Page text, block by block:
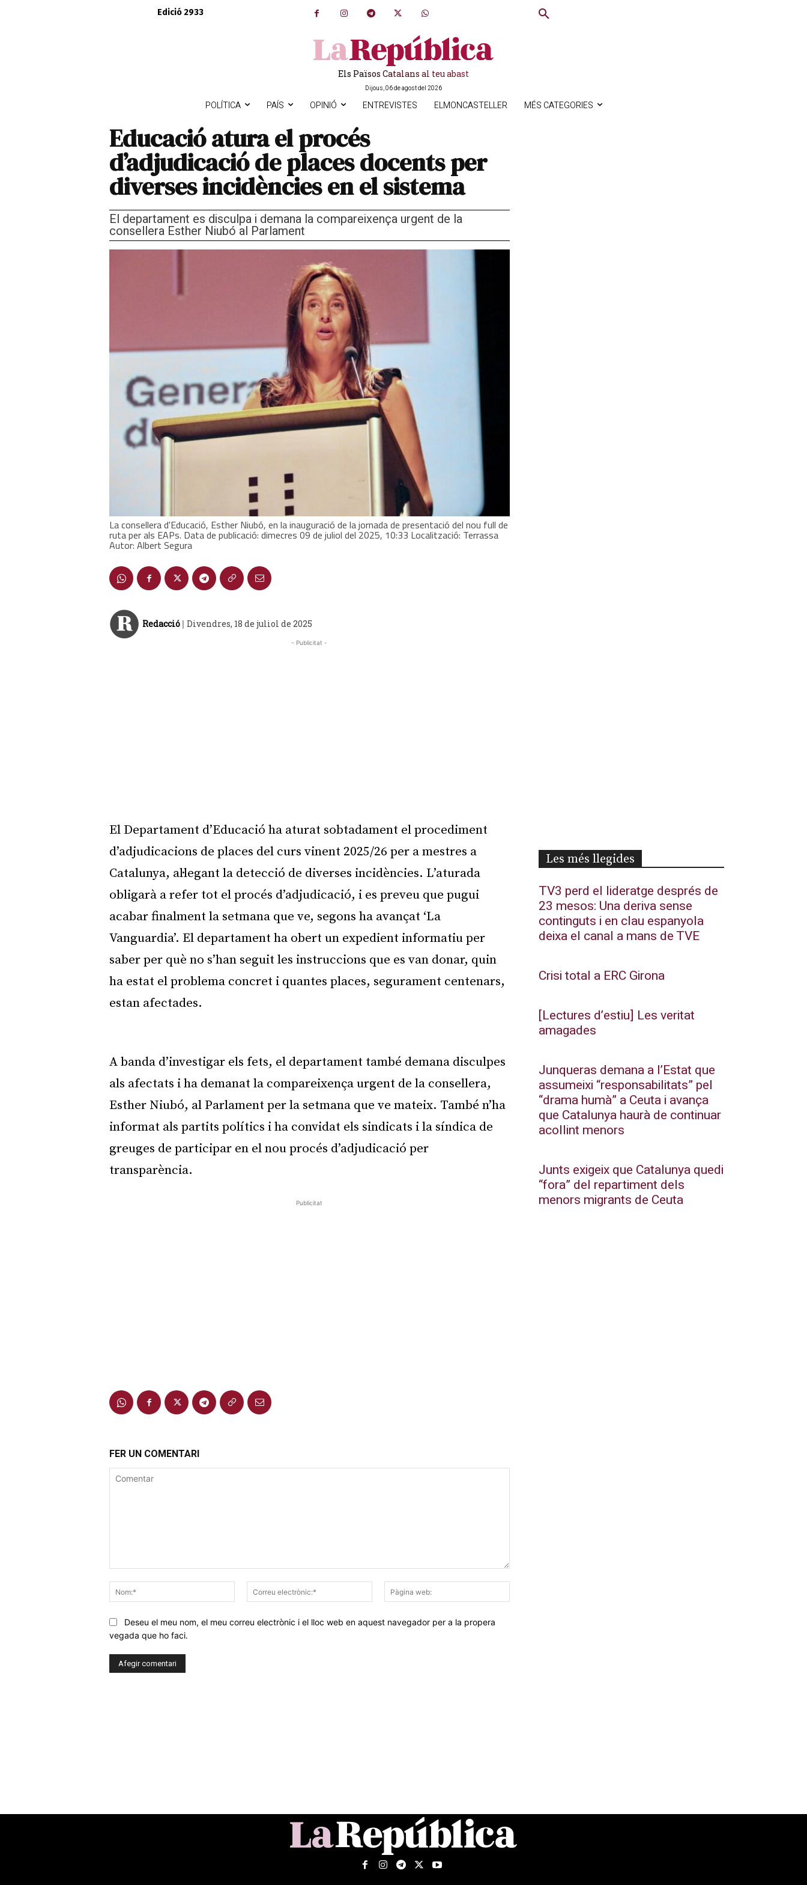
Edició 2933
Els Països Catalans al teu abast
Dijous, 06 de agost del 2026
POLÍTICA PAÍS OPINIÓ ENTREVISTES ELMONCASTELLER MÉS CATEGORIES
Educació atura el procés
d’adjudicació de places docents per
diverses incidències en el sistema
El departament es disculpa i demana la compareixença urgent de la
consellera Esther Niubó al Parlament
La consellera d'Educació, Esther Niubó, en la inauguració de la jornada de presentació del nou full de
ruta per als EAPs. Data de publicació: dimecres 09 de juliol del 2025, 10:33 Localització: Terrassa
Autor: Albert Segura
Redacció | Divendres, 18 de juliol de 2025
- Publicitat -
El Departament d’Educació ha aturat sobtadament el procediment
d’adjudicacions de places del curs vinent 2025/26 per a mestres a
Catalunya, al·legant la detecció de diverses incidències. L’aturada
obligarà a refer tot el procés d’adjudicació, i es preveu que pugui
acabar finalment la setmana que ve, segons ha avançat ‘La
Vanguardia’. El departament ha obert un expedient informatiu per
saber per què no s’han seguit les instruccions que es van donar, quin
ha estat el problema concret i quantes places, segurament centenars,
estan afectades.
A banda d’investigar els fets, el departament també demana disculpes
als afectats i ha demanat la compareixença urgent de la consellera,
Esther Niubó, al Parlament per la setmana que ve mateix. També n’ha
informat als partits polítics i ha convidat els sindicats i la síndica de
greuges de participar en el nou procés d’adjudicació per
transparència.
Publicitat
FER UN COMENTARI
Nom:*
Correu
electrònic:*
web:
Deseu el meu nom, el meu correu electrònic i el lloc web en aquest navegador per a la propera
vegada que ho faci.
Les més llegides
TV3 perd el lideratge després de
23 mesos: Una deriva sense
continguts i en clau espanyola
deixa el canal a mans de TVE
Crisi total a ERC Girona
[Lectures d’estiu] Les veritat
amagades
Junqueras demana a l’Estat que
assumeixi “responsabilitats” pel
“drama humà” a Ceuta i avança
que Catalunya haurà de continuar
acollint menors
Junts exigeix que Catalunya quedi
“fora” del repartiment dels
menors migrants de Ceuta